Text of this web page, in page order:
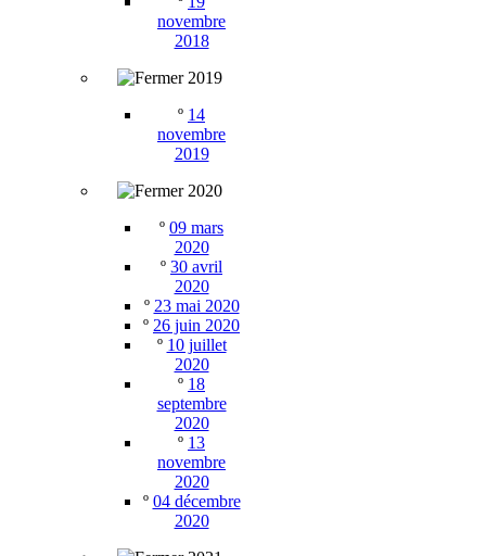
novembre
2018
2019
º 14
novembre
2019
2020
º 09 mars
2020
º 30 avril
2020
º 23 mai 2020
º 26 juin 2020
º 10 juillet
2020
º 18
septembre
2020
º 13
novembre
2020
º 04 décembre
2020